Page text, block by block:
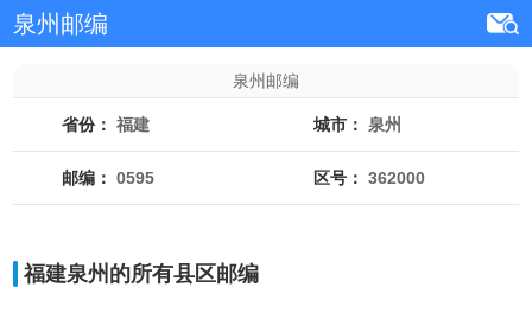
泉州邮编
泉州邮编
省份： 福建 城市： 泉州
邮编： 0595 区号： 362000
福建泉州的所有县区邮编